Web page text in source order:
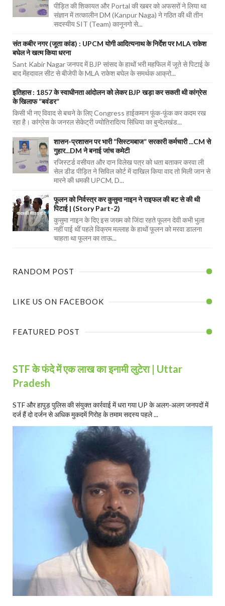
पीड़ित की शिकायत और Portal की खबर को अफसरों ने लिया था
संज्ञान में तत्कालीन DM (Kanpur Naga) ने गठित की थी तीन
सदस्यीय SIT (Team) कानूनगो से...
संत कबीर नगर (जूता कांड) : UPCM योगी आदित्यनाथ के निर्देश पर MLA राकेश
बघेल ने खत्म किया धरना
Sant Kabir Nagar जनपद में BJP सांसद के हाथों भरी महफिल में जूते से पिटाई के
बाद मेंहदावल सीट से बीजेपी के MLA राकेश बघेल के समर्थक आक्रो...
इतिहास : 1857 के स्वाधीनता आंदोलन को लेकर BJP खड़ा कर सकती थी कांग्रेस
के खिलाफ “बवंडर”
किसी भी नए विवाद से बचने के लिए Congress हाईकमान फूंक-फूंक कर कदम रख
रहा है। कांग्रेस के जनरल सेकेट्री ज्योतिरादित्य सिंधिया का बुन्देलखंड...
शासन-प्रशासन पर भारी “सिस्टमबाज” सरकारी कर्मचारी ...CM से
गुहार...DM ने बनाई जांच कमेटी
रजिस्टर्ड वसीयत और दान विलेख पत्र को धता बताकर करवा ली
सेल डीड पीड़ित ने सिविल कोर्ट में दाखिल किया वाद तो मिली जान से
मारने की धमकी UPCM, D...
फूलन को निर्वस्त्र कर कुसुमा नाइन ने राइफल की बट से की थी
पिटाई | (Story Part-2)
कुसुमा नाइन के दिए इस जख्म को जिंदा रहते फूलन देवी कभी भुला
नहीं पाई थीं पहले विक्रम मल्लाह के हाथों फूलन को मरवा डालना
चाहता था फूलन का ताऊ...
RANDOM POST
LIKE US ON FACEBOOK
FEATURED POST
STF के फंदे में एक लाख का इनामी लुटेरा | Uttar
Pradesh
STF और हापुड़ पुलिस की संयुक्त कार्रवाई में धरा गया UP के अलग-अलग जनपदों में
दर्ज हैं दो दर्जन से अधिक मुकदमें गिरोह के तमाम सदस्य पहले ...